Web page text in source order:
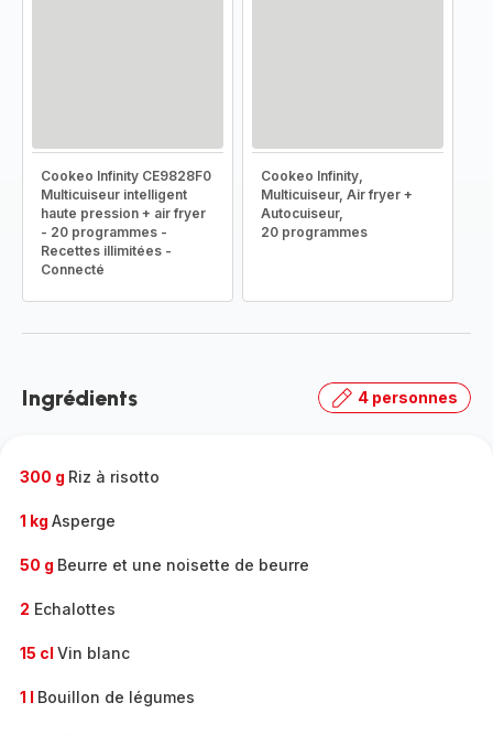
Cookeo Infinity CE9828F0
Multicuiseur intelligent
haute pression + air fryer
- 20 programmes -
Recettes illimitées -
Connecté
Cookeo Infinity,
Multicuiseur, Air fryer +
Autocuiseur,
20 programmes
Ingrédients 4 personnes
300 g Riz à risotto
1 kg Asperge
50 g Beurre et une noisette de beurre
2 Echalottes
15 cl Vin blanc
1 l Bouillon de légumes